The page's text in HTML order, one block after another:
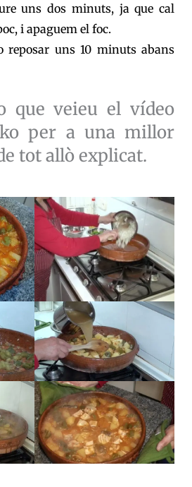
uns dos minuts, ja que cal
i apaguem el foc.
reposar uns 10 minuts abans
que veieu el vídeo
per a una millor
tot allò explicat.